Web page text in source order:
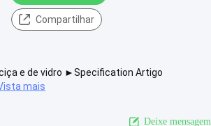
Compartilhar
e de vidro ►Specification Artigo
mais
Deixe mensagem.